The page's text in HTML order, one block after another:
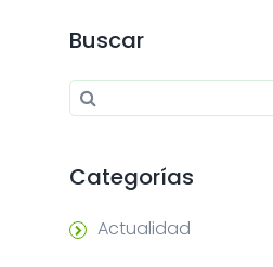
Buscar
Search for:
Categorías
Actualidad